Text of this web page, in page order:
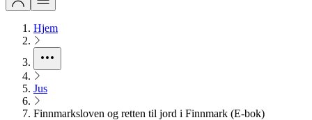
Hjem
Jus
Finnmarksloven og retten til jord i Finnmark (E-bok)